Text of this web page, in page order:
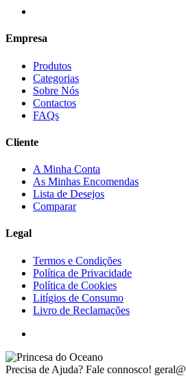
Empresa
Produtos
Categorias
Sobre Nós
Contactos
FAQs
Cliente
A Minha Conta
As Minhas Encomendas
Lista de Desejos
Comparar
Legal
Termos e Condições
Política de Privacidade
Política de Cookies
Litígios de Consumo
Livro de Reclamações
Precisa de Ajuda? Fale connosco!